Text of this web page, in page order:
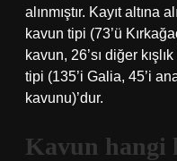
alınmıştır. Kayıt altına
kavun tipi (73’ü
kavun, 26’sı diğer
tipi (135’i Galia, 45’i
kavunu)’dur.
Kavun hangi